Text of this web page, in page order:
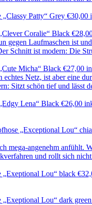
„Classy Patty“ Grey €30,00
Coralie“ Black €
Micha“ Black €27,00
Lena“ Black €26,00
„Exceptional Lou“
„Exeptional Lou“ black €
„Exeptional Lou“ dark green